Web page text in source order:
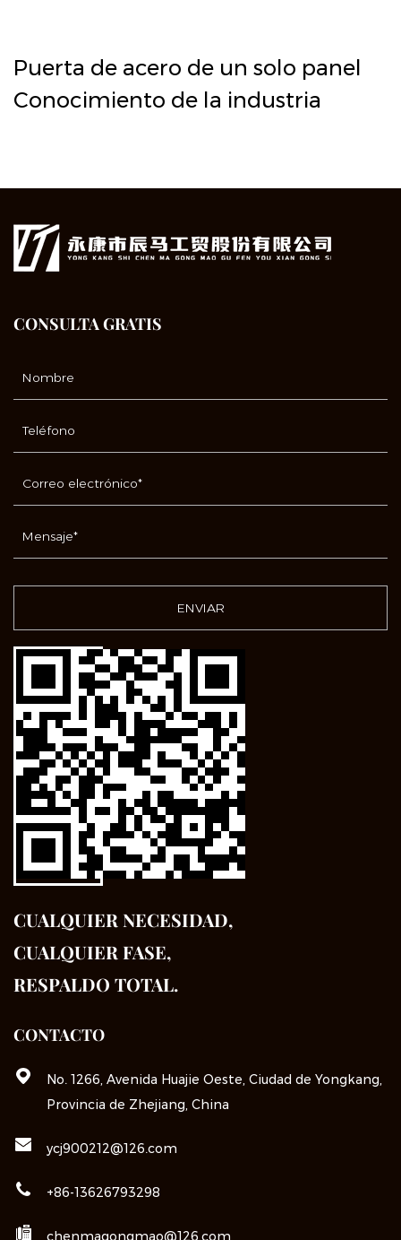
Puerta de acero de un solo panel
Conocimiento de la industria
CONSULTA GRATIS
CUALQUIER NECESIDAD,
CUALQUIER FASE,
RESPALDO TOTAL.
CONTACTO
No. 1266, Avenida Huajie Oeste, Ciudad de Yongkang,
Provincia de Zhejiang, China
ycj900212@126.com
+86-13626793298
chenmagongmao@126.com